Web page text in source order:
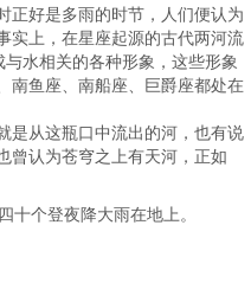
正好是多雨的时节，人们便认为
实上，在星座起源的古代两河流
水相关的各种形象，这些形象
南鱼座、南船座、巨爵座都处在
是从这瓶口中流出的河，也有说
曾认为苍穹之上有天河，正如
个登夜降大雨在地上。